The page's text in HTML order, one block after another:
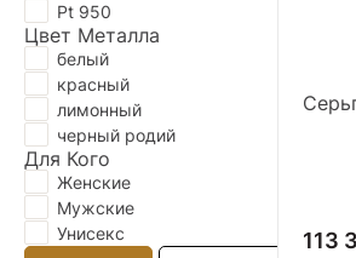
Pt 950
Цвет Металла
белый
красный
лимонный
черный родий
Для Кого
Женские
Мужские
Унисекс
113